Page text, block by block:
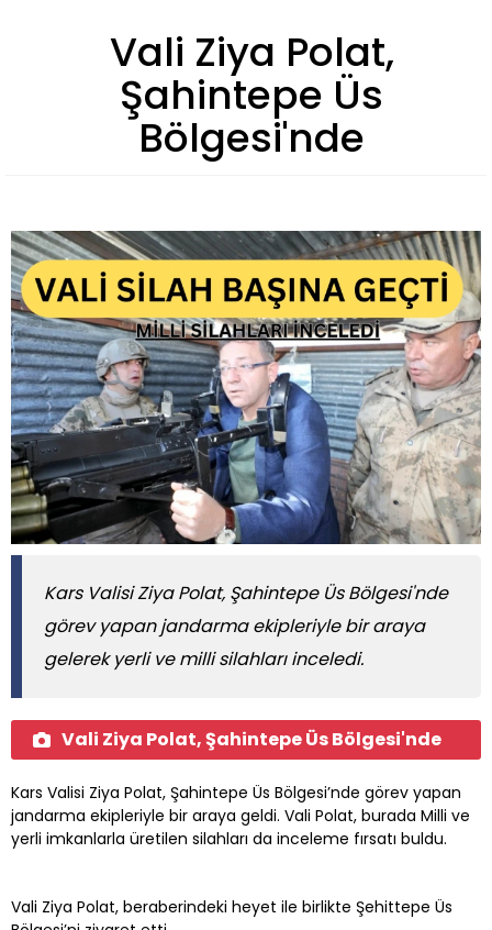
Vali Ziya Polat,
Şahintepe Üs
Bölgesi'nde
Kars Valisi Ziya Polat, Şahintepe Üs Bölgesi'nde
görev yapan jandarma ekipleriyle bir araya
gelerek yerli ve milli silahları inceledi.
Vali Ziya Polat, Şahintepe Üs Bölgesi'nde
Kars Valisi Ziya Polat, Şahintepe Üs Bölgesi’nde görev yapan
jandarma ekipleriyle bir araya geldi. Vali Polat, burada Milli ve
yerli imkanlarla üretilen silahları da inceleme fırsatı buldu.
Vali Ziya Polat, beraberindeki heyet ile birlikte Şehittepe Üs